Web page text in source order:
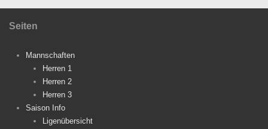
Seiten
Mannschaften
Herren 1
Herren 2
Herren 3
Saison Info
Ligenübersicht